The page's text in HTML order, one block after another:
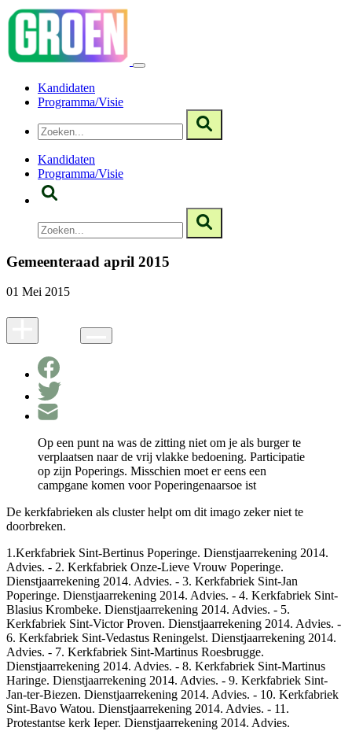
Kandidaten
Programma/Visie
Kandidaten
Programma/Visie
Gemeenteraad april 2015
01 Mei 2015
Op een punt na was de zitting niet om je als burger te
verplaatsen naar de vrij vlakke bedoening. Participatie
op zijn Poperings. Misschien moet er eens een
campgane komen voor Poperingenaarsoe ist
De kerkfabrieken als cluster helpt om dit imago zeker niet te
doorbreken.
1.Kerkfabriek Sint-Bertinus Poperinge. Dienstjaarrekening 2014.
Advies. - 2. Kerkfabriek Onze-Lieve Vrouw Poperinge.
Dienstjaarrekening 2014. Advies. - 3. Kerkfabriek Sint-Jan
Poperinge. Dienstjaarrekening 2014. Advies. - 4. Kerkfabriek Sint-
Blasius Krombeke. Dienstjaarrekening 2014. Advies. - 5.
Kerkfabriek Sint-Victor Proven. Dienstjaarrekening 2014. Advies. -
6. Kerkfabriek Sint-Vedastus Reningelst. Dienstjaarrekening 2014.
Advies. - 7. Kerkfabriek Sint-Martinus Roesbrugge.
Dienstjaarrekening 2014. Advies. - 8. Kerkfabriek Sint-Martinus
Haringe. Dienstjaarrekening 2014. Advies. - 9. Kerkfabriek Sint-
Jan-ter-Biezen. Dienstjaarrekening 2014. Advies. - 10. Kerkfabriek
Sint-Bavo Watou. Dienstjaarrekening 2014. Advies. - 11.
Protestantse kerk Ieper. Dienstjaarrekening 2014. Advies.